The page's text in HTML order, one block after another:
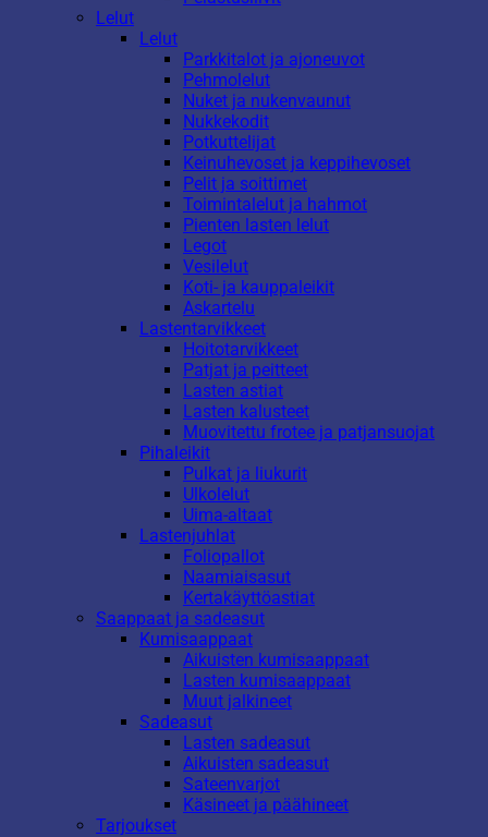
Lelut
Lelut
Parkkitalot ja ajoneuvot
Pehmolelut
Nuket ja nukenvaunut
Nukkekodit
Potkuttelijat
Keinuhevoset ja keppihevoset
Pelit ja soittimet
Toimintalelut ja hahmot
Pienten lasten lelut
Legot
Vesilelut
Koti- ja kauppaleikit
Askartelu
Lastentarvikkeet
Hoitotarvikkeet
Patjat ja peitteet
Lasten astiat
Lasten kalusteet
Muovitettu frotee ja patjansuojat
Pihaleikit
Pulkat ja liukurit
Ulkolelut
Uima-altaat
Lastenjuhlat
Foliopallot
Naamiaisasut
Kertakäyttöastiat
Saappaat ja sadeasut
Kumisaappaat
Aikuisten kumisaappaat
Lasten kumisaappaat
Muut jalkineet
Sadeasut
Lasten sadeasut
Aikuisten sadeasut
Sateenvarjot
Käsineet ja päähineet
Tarjoukset